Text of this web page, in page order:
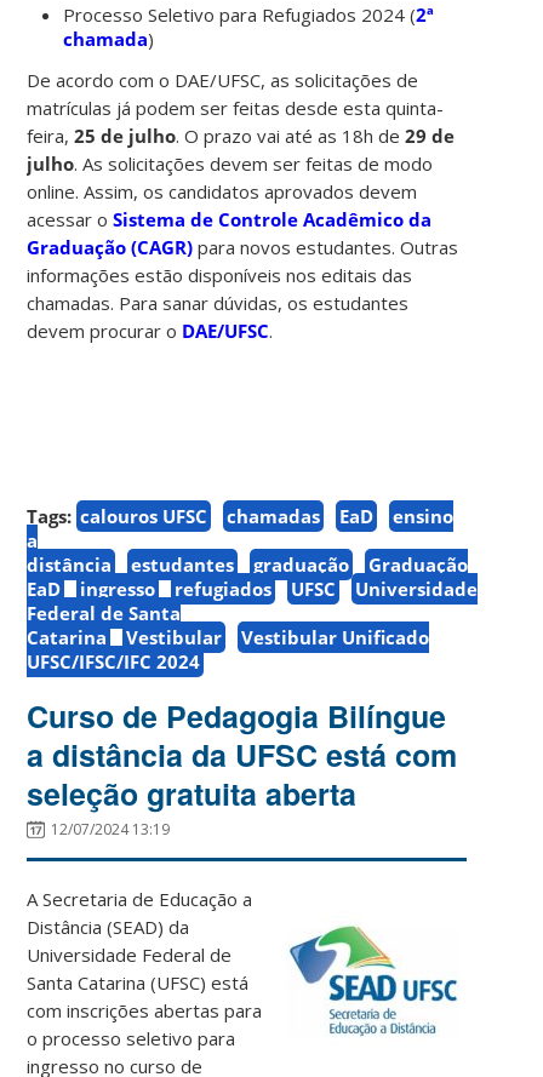
Processo Seletivo para Refugiados 2024 (2ª
chamada)
De acordo com o DAE/UFSC, as solicitações de
matrículas já podem ser feitas desde esta quinta-
feira,25 de julho. O prazo vai até as 18h de29 de
julho. As solicitações devem ser feitas de modo
online. Assim, os candidatos aprovados devem
acessar oSistema de Controle Acadêmico da
Graduação (CAGR) para novos estudantes. Outras
informações estão disponíveis nos editais das
chamadas. Para sanar dúvidas, os estudantes
devem procurar o DAE/UFSC.
Tags: calouros UFSC chamadas EaD
ensino
a
distância
estudantes graduação
Graduação
EaD
ingresso refugiados UFSC
Universidade
Federal de Santa
Catarina
Vestibular
Vestibular Unificado
UFSC/IFSC/IFC 2024
Curso de Pedagogia Bilíngue
a distância da UFSC está com
seleção gratuita aberta
12/07/2024 13:19
A Secretaria de Educação a
Distância (SEAD) da
Universidade Federal de
Santa Catarina (UFSC) está
com inscrições abertas para
o processo seletivo para
ingresso no curso de